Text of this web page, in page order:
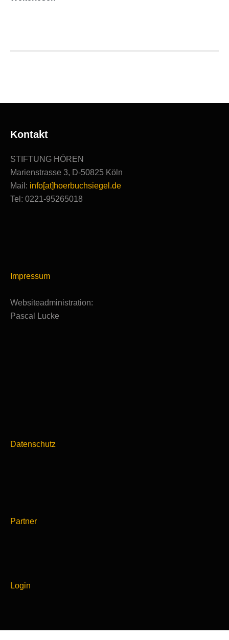
Ausgezeichnete
Kontakt
STIFTUNG HÖREN
Marienstrasse 3, D-50825 Köln
Mail: info[at]hoerbuchsiegel.de
Tel: 0221-95265018
Impressum
Websiteadministration:
Pascal Lucke
Datenschutz
Partner
Login